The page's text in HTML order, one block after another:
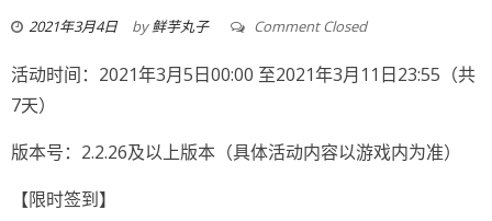
2021年3月4日 by鲜芋丸子 Comment Closed
活动时间：2021年3月5日00:00 至2021年3月11日23:55（共
7天）
版本号：2.2.26及以上版本（具体活动内容以游戏内为准）
【限时签到】